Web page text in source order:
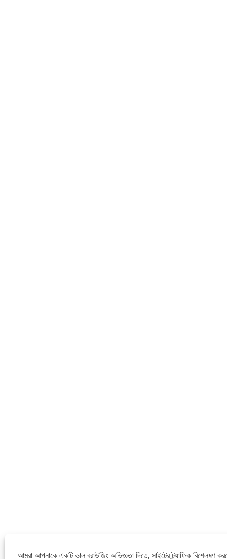
আমরা আপনাকে একটি ভাল ব্রাউজিং অভিজ্ঞতা দিতে, সাইটের ট্র্যাফিক বিশ্লেষণ